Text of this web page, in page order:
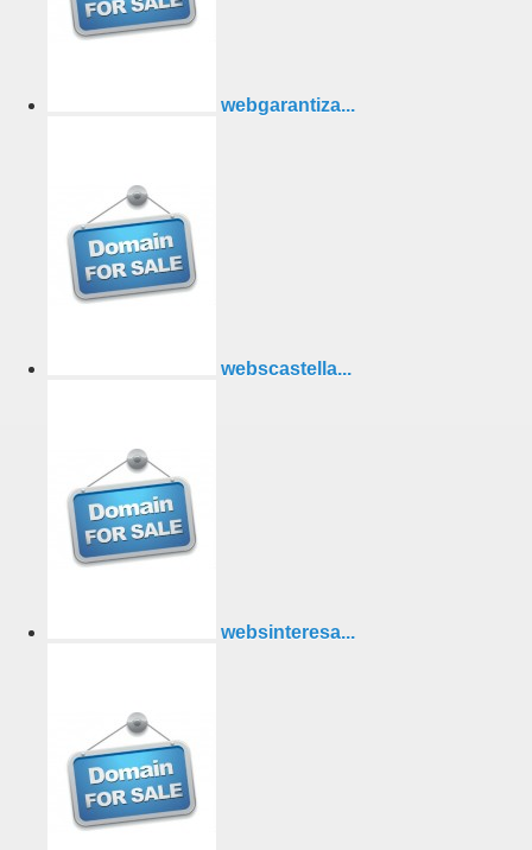
webgarantiza...
webscastella...
websinteresa...